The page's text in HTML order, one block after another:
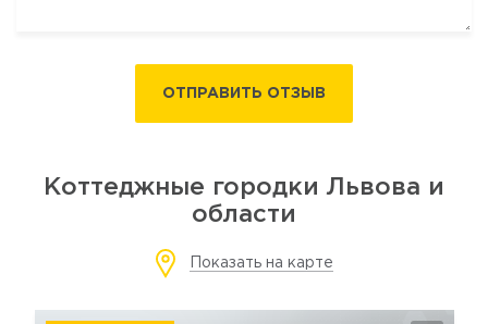
ОТПРАВИТЬ ОТЗЫВ
Коттеджные городки Львова и
области
Показать на карте